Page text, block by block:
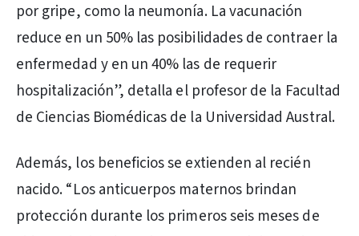
por gripe, como la neumonía. La vacunación
reduce en un 50% las posibilidades de contraer la
enfermedad y en un 40% las de requerir
hospitalización”, detalla el profesor de la Facultad
de Ciencias Biomédicas de la Universidad Austral.
Además, los beneficios se extienden al recién
nacido. “Los anticuerpos maternos brindan
protección durante los primeros seis meses de